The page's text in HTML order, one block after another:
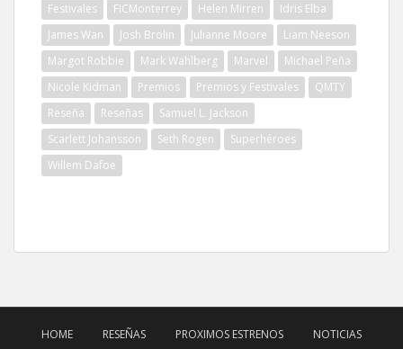
Festivales
FICMonterrey Helen Mirren
Idris Elba
James Wan
Josh Brolin Julianne Moore
Liam Neeson
Margot Robbie
Mark Wahlberg Marvel
Michael Peña
Nicole Kidman
Premios Premios y Festivales
QMTY
Reseña
Reseñas
Samuel L. Jackson
Scarlett Johansson
Seth Rogen
Superhéroes
Willem Dafoe
HOME RESEÑAS PROXIMOS ESTRENOS NOTICIAS